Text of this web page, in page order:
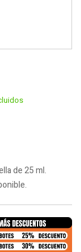
de 25 ml.